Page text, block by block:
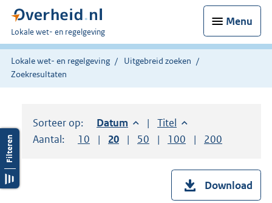
Menu
U
bent
hier:
Lokale wet- en regelgeving
Lokale wet- en regelgeving
Uitgebreid zoeken
Zoekresultaten
Sorteer op: Sorteer op:
Datum aflopendSorteer op:
Titel oplopend
Aantal:
Toon
10 resultaten per pagina
Toon
20 resultaten per pagina
Toon
50 resultaten per pagina
Toon
100 resultaten per
Toon
200
Download